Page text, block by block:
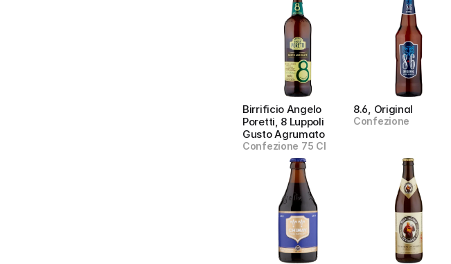
Birrificio Angelo
Poretti, 8 Luppoli
Gusto Agrumato
Confezione 75 Cl
8.6, Original
Confezione